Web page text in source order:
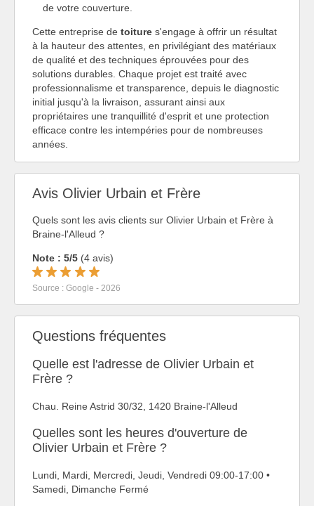
de votre couverture.
Cette entreprise de toiture s'engage à offrir un résultat
à la hauteur des attentes, en privilégiant des matériaux
de qualité et des techniques éprouvées pour des
solutions durables. Chaque projet est traité avec
professionnalisme et transparence, depuis le diagnostic
initial jusqu'à la livraison, assurant ainsi aux
propriétaires une tranquillité d'esprit et une protection
efficace contre les intempéries pour de nombreuses
années.
Avis Olivier Urbain et Frère
Quels sont les avis clients sur Olivier Urbain et Frère à
Braine-l'Alleud ?
Note : 5/5 (4 avis)
Source : Google - 2026
Questions fréquentes
Quelle est l'adresse de Olivier Urbain et
Frère ?
Chau. Reine Astrid 30/32, 1420 Braine-l'Alleud
Quelles sont les heures d'ouverture de
Olivier Urbain et Frère ?
Lundi, Mardi, Mercredi, Jeudi, Vendredi 09:00-17:00 •
Samedi, Dimanche Fermé